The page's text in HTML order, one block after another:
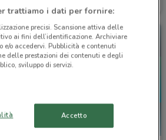
Scade il 31/08
trattiamo i dati per fornire:
precisi. Scansione attiva delle
ai fini dell’identificazione. Archiviare
e/o accedervi. Pubblicità e contenuti
delle prestazioni dei contenuti e degli
sviluppo di servizi.
Accetto